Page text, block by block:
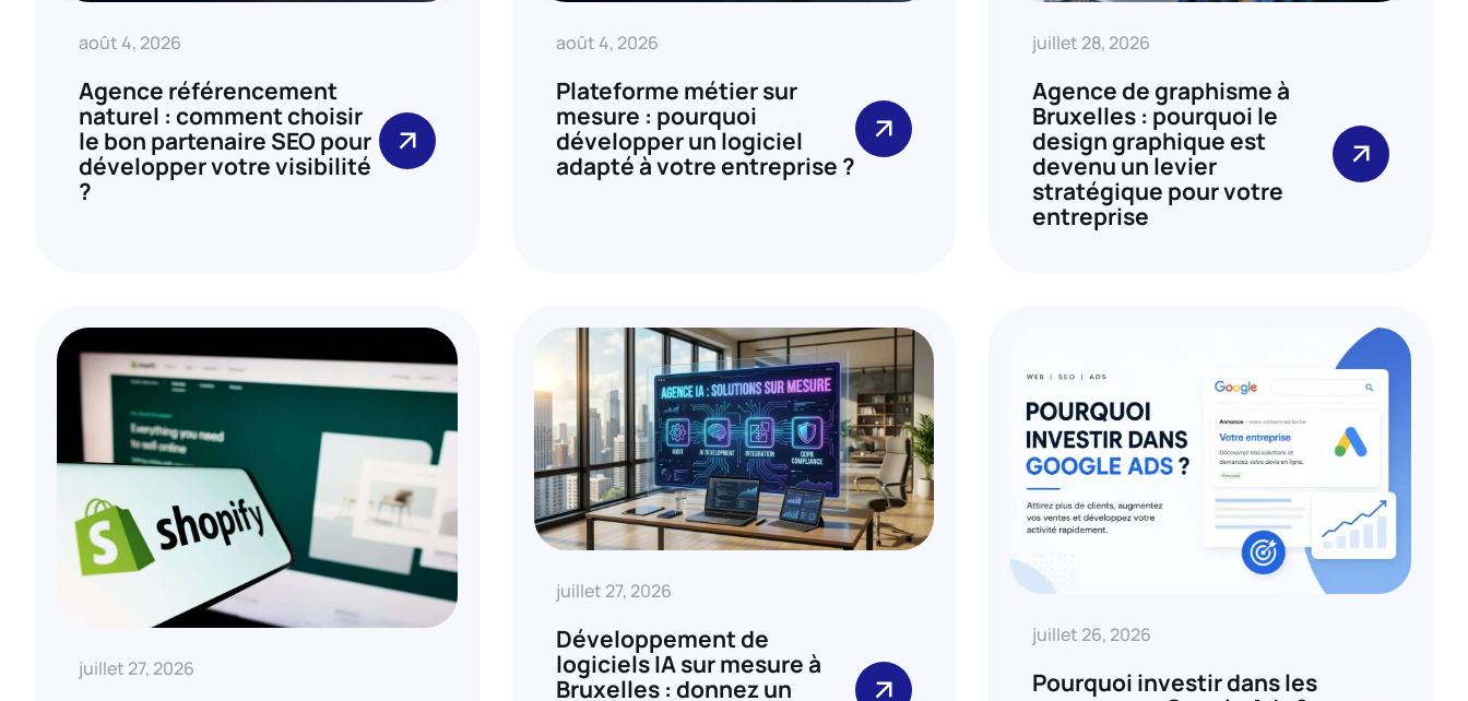
août 4, 2026
Agence référencement
naturel : comment choisir
le bon partenaire SEO pour
développer votre visibilité
?
août 4, 2026
Plateforme métier sur
mesure : pourquoi
développer un logiciel
adapté à votre entreprise ?
juillet 28, 2026
Agence de graphisme à
Bruxelles : pourquoi le
design graphique est
devenu un levier
stratégique pour votre
entreprise
juillet 27, 2026
juillet 27, 2026
Développement de
logiciels IA sur mesure à
Bruxelles : donnez un
juillet 26, 2026
Pourquoi investir dans les